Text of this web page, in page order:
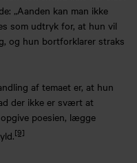
„Aanden kan man ikke
som udtryk for, at hun vil
og hun bortforklarer straks
af temaet er, at hun
der ikke er svært at
poesien, lægge
[9]